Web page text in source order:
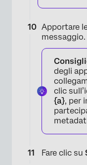
Apportare
messaggio.
degli
clic
{a}, per
Fare clic su